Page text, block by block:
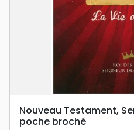
Nouveau Testament,
poche broché